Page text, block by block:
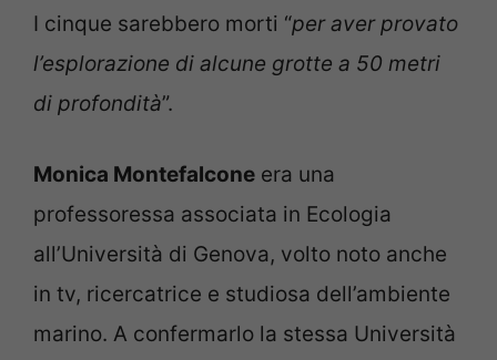
I cinque sarebbero morti “per aver provato
l’esplorazione di alcune grotte a 50 metri
di profondità”.
Monica Montefalcone era una
professoressa associata in Ecologia
all’Università di Genova, volto noto anche
in tv, ricercatrice e studiosa dell’ambiente
marino. A confermarlo la stessa Università